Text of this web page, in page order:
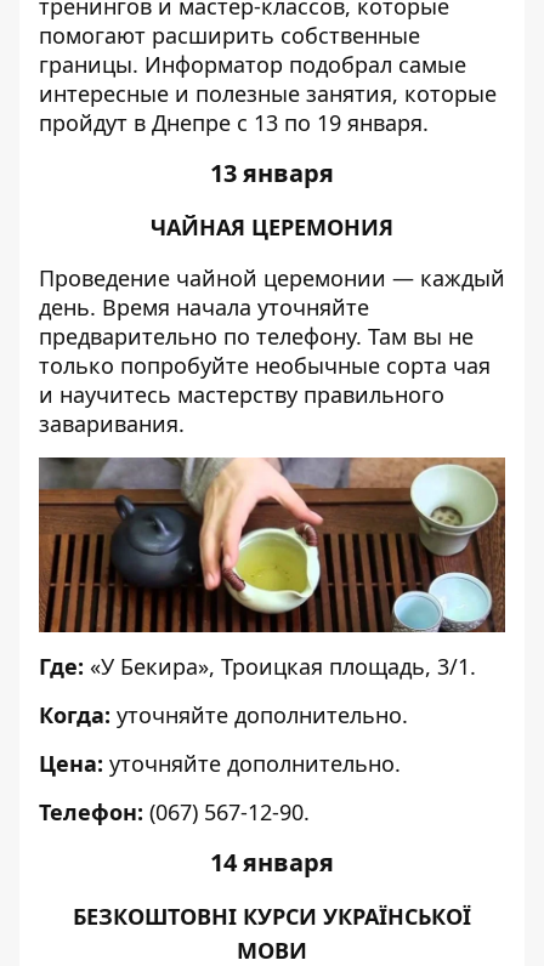
тренингов и мастер-классов, которые
помогают расширить собственные
границы. Информатор подобрал самые
интересные и полезные занятия, которые
пройдут в Днепре с 13 по 19 января.
13 января
ЧАЙНАЯ ЦЕРЕМОНИЯ
Проведение чайной церемонии — каждый
день. Время начала уточняйте
предварительно по телефону. Там вы не
только попробуйте необычные сорта чая
и научитесь мастерству правильного
заваривания.
Где: «У Бекира», Троицкая площадь, 3/1.
Когда: уточняйте дополнительно.
Цена: уточняйте дополнительно.
Телефон: (067) 567-12-90.
14 января
БЕЗКОШТОВНІ КУРСИ УКРАЇНСЬКОЇ
МОВИ